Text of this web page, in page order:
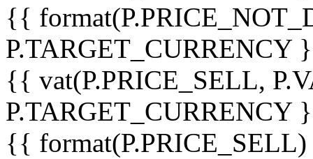
{{
P.TARGET_CURRENCY
{{ vat(P.PRICE_SELL,
P.TARGET_CURRENCY
{{